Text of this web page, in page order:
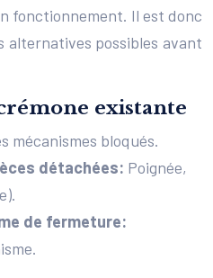
fonctionnement. Il est donc
alternatives possibles avant
existante
mécanismes bloqués.
détachées: Poignée,
de fermeture: